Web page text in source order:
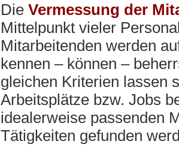
Die Vermessung der
Mittelpunkt vieler
Mitarbeitenden werden
kennen – können –
gleichen Kriterien lassen
Arbeitsplätze bzw. Jobs
idealerweise passenden
Tätigkeiten gefunden